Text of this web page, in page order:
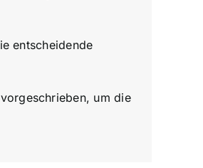
entscheidende
um die